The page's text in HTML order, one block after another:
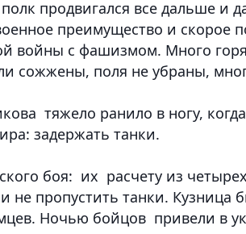
продвигался все дальше и
преимущество и скорое
войны с фашизмом. Много
сожжены, поля не убраны,
тяжело ранило в ногу,
задержать танки.
боя: их расчету из
не пропустить танки. Кузница
Ночью бойцов привели в